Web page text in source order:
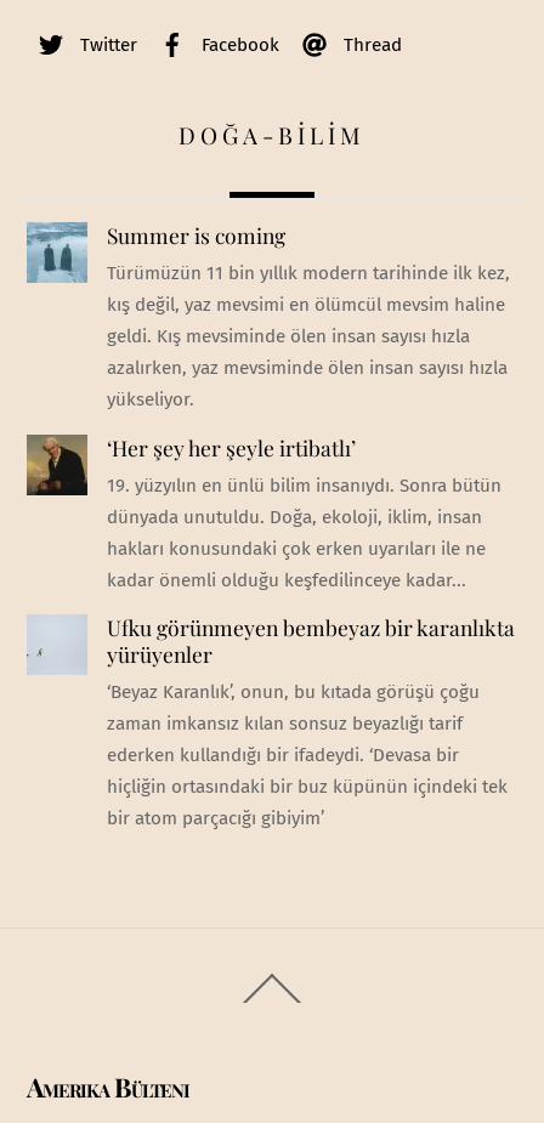
Twitter Facebook Thread
DOĞA-BİLİM
Summer is coming
Türümüzün 11 bin yıllık modern tarihinde ilk kez,
kış değil, yaz mevsimi en ölümcül mevsim haline
geldi. Kış mevsiminde ölen insan sayısı hızla
azalırken, yaz mevsiminde ölen insan sayısı hızla
yükseliyor.
‘Her şey her şeyle irtibatlı’
19. yüzyılın en ünlü bilim insanıydı. Sonra bütün
dünyada unutuldu. Doğa, ekoloji, iklim, insan
hakları konusundaki çok erken uyarıları ile ne
kadar önemli olduğu keşfedilinceye kadar...
Ufku görünmeyen bembeyaz bir karanlıkta
yürüyenler
‘Beyaz Karanlık’, onun, bu kıtada görüşü çoğu
zaman imkansız kılan sonsuz beyazlığı tarif
ederken kullandığı bir ifadeydi. ‘Devasa bir
hiçliğin ortasındaki bir buz küpünün içindeki tek
bir atom parçacığı gibiyim’
To
Amerika Bülteni